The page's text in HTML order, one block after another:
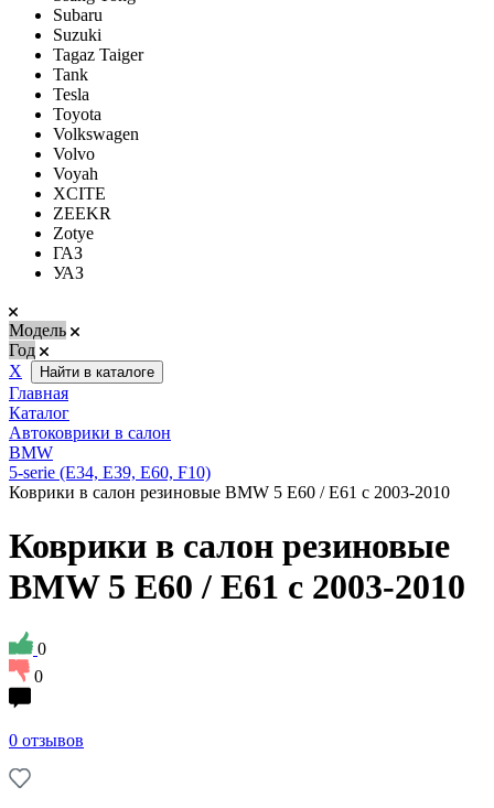
Subaru
Suzuki
Tagaz Taiger
Tank
Tesla
Toyota
Volkswagen
Volvo
Voyah
XCITE
ZEEKR
Zotye
ГАЗ
УАЗ
Модель
Год
Х
Найти в каталоге
Главная
Каталог
Автоковрики в салон
BMW
5-serie (Е34, Е39, E60, F10)
Коврики в салон резиновые BMW 5 E60 / E61 с 2003-2010
Коврики в салон резиновые
BMW 5 E60 / E61 с 2003-2010
0
0
0 отзывов